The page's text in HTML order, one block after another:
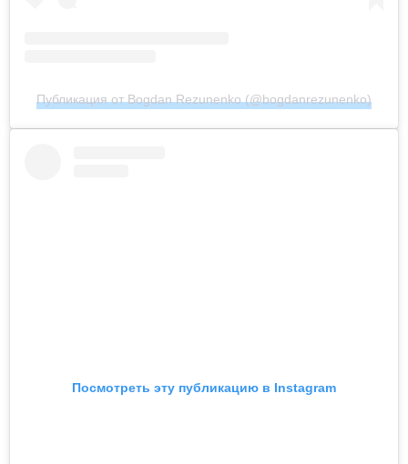
Публикация от Bogdan Rezunenko (@bogdanrezunenko)
Посмотреть эту публикацию в Instagram